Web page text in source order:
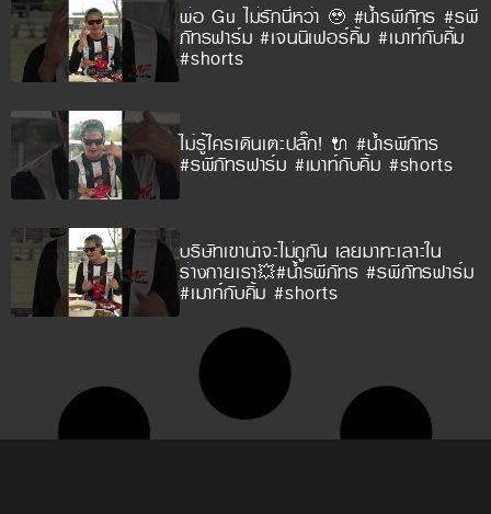
พ่อ Gu ไม่รักนี่หว่า 🥹 #น้ำรพีภัทร #รพี
ภัทรฟาร์ม #เจนนิเฟอร์คิ้ม #เมาท์กับคิ้ม
#shorts
ไม่รู้ใครเดินเตะปลั๊ก! 🔌 #น้ำรพีภัทร
#รพีภัทรฟาร์ม #เมาท์กับคิ้ม #shorts
บริษัทเขาน่าจะไม่ถูกัน เลยมาทะเลาะใน
ร่างกายเรา💥#น้ำรพีภัทร #รพีภัทรฟาร์ม
#เมาท์กับคิ้ม #shorts